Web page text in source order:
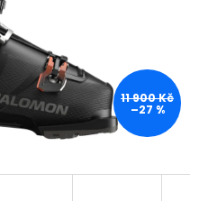
11 900 Kč
–27 %